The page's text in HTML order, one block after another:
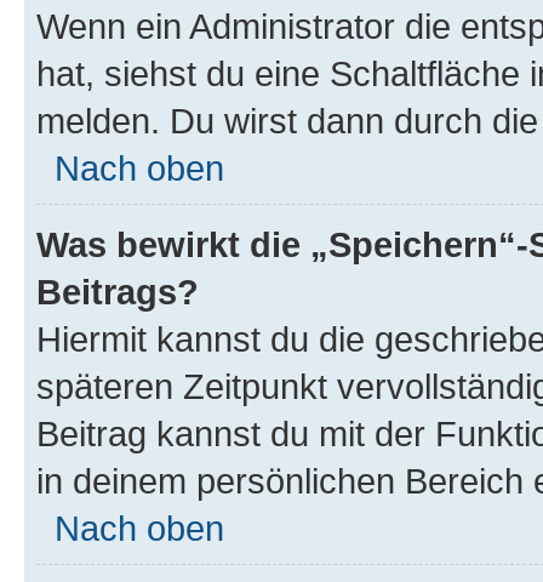
Wenn ein Administrator die
hat, siehst du eine Schaltfläche
melden. Du wirst dann durch
Nach oben
Was bewirkt die
Beitrags?
Hiermit kannst du die
späteren Zeitpunkt
Beitrag kannst du mit der
in deinem persönlichen Bereich
Nach oben